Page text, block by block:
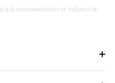
à la consommation et incluent la